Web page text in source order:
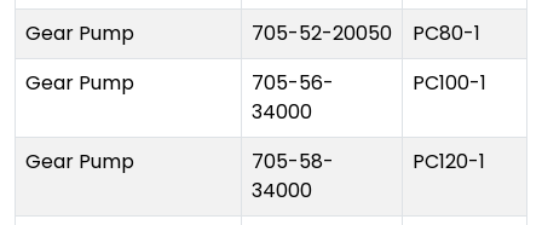
Gear Pump 705-52-20050
PC80-1
Gear Pump
705-56-
34000
PC100-1
Gear Pump
705-58-
34000
PC120-1